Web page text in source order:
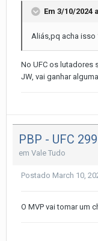
Em 3/10/2024
Aliás,pq acha isso
No UFC os lutadores
JW, vai ganhar
PBP - UFC
em Vale Tudo
Postado March 10,
O MVP vai tomar um